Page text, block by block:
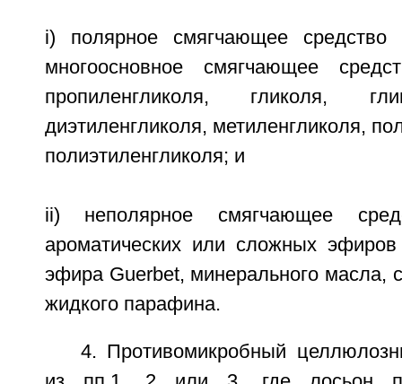
i) полярное смягчающее средство
многоосновное смягчающее
пропиленгликоля, гликоля,
диэтиленгликоля, метиленгликоля,
полиэтиленгликоля; и
ii) неполярное смягчающее
ароматических или сложных
эфира Guerbet, минерального масла,
жидкого парафина.
4. Противомикробный